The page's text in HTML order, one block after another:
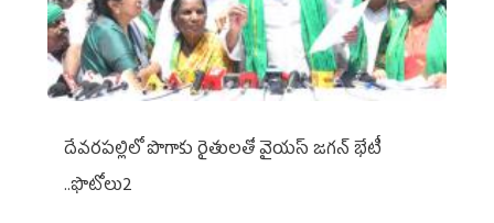
దేవరపల్లిలో పొగాకు రైతులతో వైయస్ జగన్ భేటీ
..ఫొటోలు2